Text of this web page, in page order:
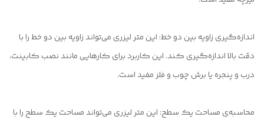
اندازه‌گیری زاویه بین دو خط: این متر لیزری می‌تواند زاویه بین دو خط را با
دقت بالا اندازه‌گیری کند. این کاربرد برای کارهایی مانند نصب کابینت،
درب و پنجره یا برش چوب و فلز مفید است.
محاسبه‌ی مساحت یک سطح: این متر لیزری می‌تواند مساحت یک سطح را با